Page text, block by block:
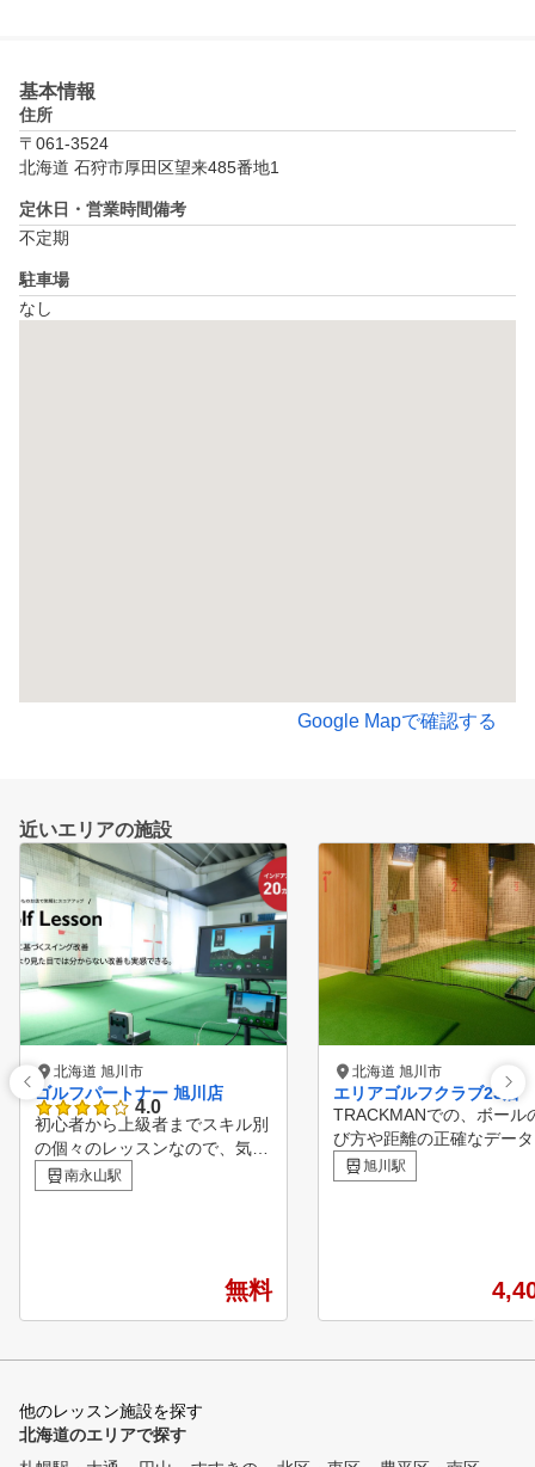
基本情報
住所
〒061-3524
北海道 石狩市厚田区望来485番地1
定休日・営業時間備考
不定期
駐車場
なし
Google Mapで確認する
近いエリアの施設
北海道 旭川市
ゴルフパートナー 旭川店
4.0
初心者から上級者までスキル別
の個々のレッスンなので、気兼
ねなく受講できます！ ■POINT
１ スクール受け放題！ レッ
自分にあったレッスンが受けら
ーチングプロが監修(プロゴル
フ協会) 優しいプロが楽しいレ
ッスンを実施！ 普段聞きにく
南永山駅
無料
北海道 旭川市
エリアゴルフクラブ23店
TRACKMANでの、ボール
び方や距離の正確なデー
ご自身の映像を見ながら
でレッスンを受けられま
ば基礎スイングからしっ
導させていただき、ご自
旭川駅
他のレッスン施設を探す
北海道のエリアで探す